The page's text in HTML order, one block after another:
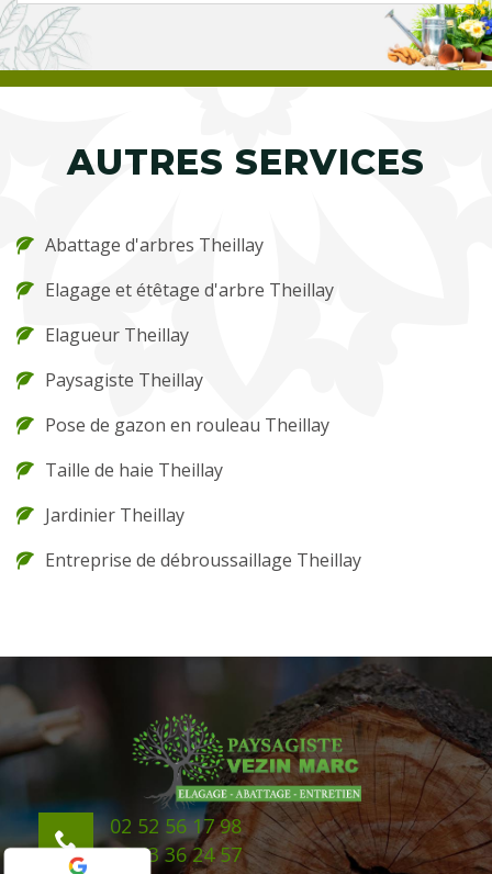
AUTRES SERVICES
Abattage d'arbres Theillay
Elagage et étêtage d'arbre Theillay
Elagueur Theillay
Paysagiste Theillay
Pose de gazon en rouleau Theillay
Taille de haie Theillay
Jardinier Theillay
Entreprise de débroussaillage Theillay
02 52 56 17 98
06 43 36 24 57